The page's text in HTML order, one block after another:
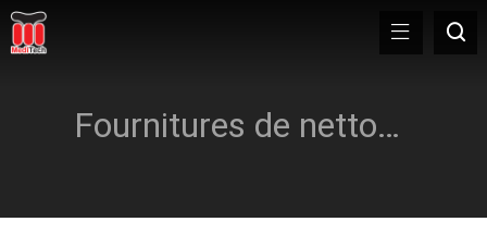
Fournitures de nettoyage pour imprimantes thermiques